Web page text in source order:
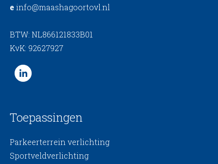
einfo@maashagoortovl.nl
BTW: NL866121833B01
KvK: 92627927
Toepassingen
Parkeerterrein verlichting
Sportveldverlichting